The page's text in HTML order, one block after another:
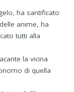
ha santificato
anime, ha
tutti alla
la vicina
di quella